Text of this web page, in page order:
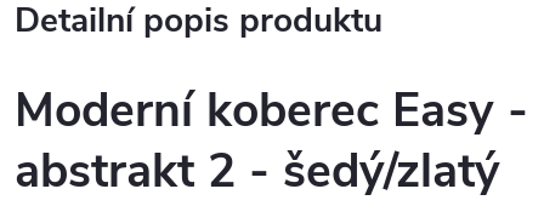
Detailní popis produktu
Moderní koberec Easy -
abstrakt 2 - šedý/zlatý